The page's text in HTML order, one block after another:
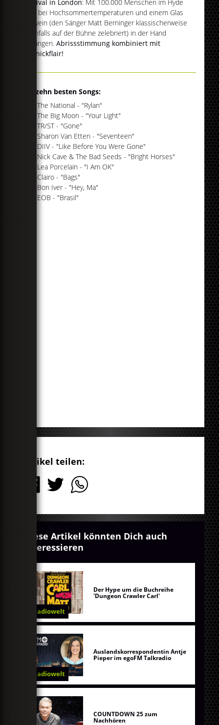
Festival in London: Mit 100.000 Menschen im Hyde
Park bei Hochsommertemperaturen und einem Glas
Rotwein (den Sänger Matt Berninger klassischerweise
ebenfalls auf der Bühne zelebriert) in der Hand
abhängen.Abrissstimmung kombiniert mit
Picknickflair!
Die zehn besten Songs:
#01 The National - "Rylan"
#02 The Big Moon - "Your Light"
#03 TR/ST - "Gone"
#04 Sharon Van Etten - "Seventeen"
#05 DIIV - "Like Before You Were Gone"
#06 Nick Cave & The Bad Seeds - "Bright Horses"
#07 Lea Porcelain - "I Am OK"
#08 Clairo - "Bags"
#09 Bon Iver - "Hey, Ma"
#10 EOB - "Brasil"
Artikel teilen:
Diese Artikel könnten Dich auch
interessieren
Radiowelt
Der Hype um die Buchreihe
'Dungeon Crawler Carl'
Radiowelt
Auslandskorrespondentin Antje
Pieper im egoFM Talkradio
COUNTDOWN 25 zum
Nachhören